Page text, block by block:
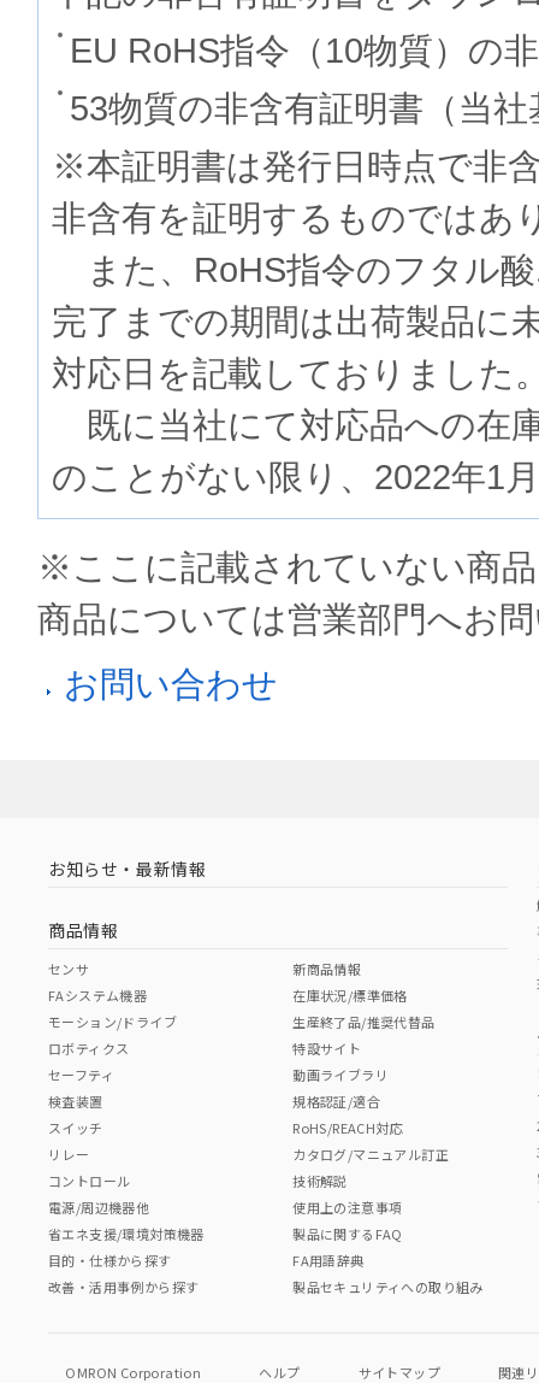
EU RoHS指令（10物質）の
53物質の非含有証明書（当社
※本証明書は発行日時点で非
非含有を証明するものでは
また、RoHS指令のフタル
完了までの期間は出荷製品に
対応日を記載しておりました
既に当社にて対応品への在
のことがない限り、2022年1
※ここに記載されていない商
商品については営業部門へお
お問い合わせ
お知らせ・最新情報
商品情報
センサ
FAシステム機器
モーション/ドライブ
ロボティクス
セーフティ
検査装置
スイッチ
リレー
コントロール
電源/周辺機器他
省エネ支援/環境対策機器
目的・仕様から探す
改善・活用事例から探す
新商品情報
在庫状況/標準価格
生産終了品/推奨代替品
特設サイト
動画ライブラリ
規格認証/適合
RoHS/REACH対応
カタログ/マニュアル訂正
技術解説
使用上の注意事項
製品に関するFAQ
FA用語辞典
製品セキュリティへの取り組み
OMRON Corporation ヘルプ サイトマップ 関連